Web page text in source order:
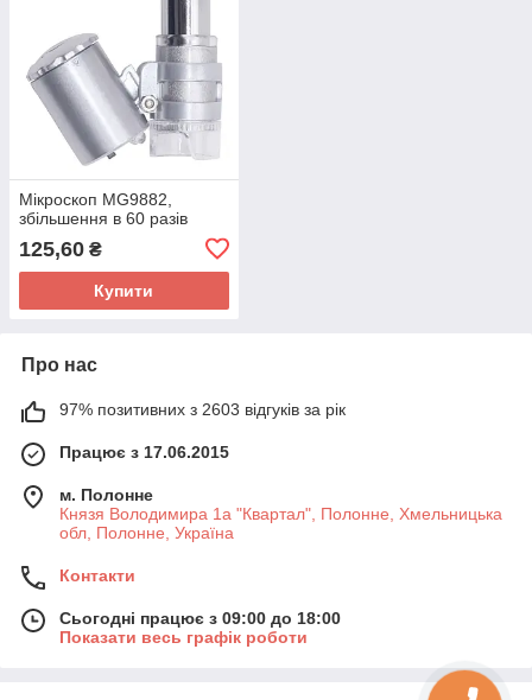
Мікроскоп MG9882,
збільшення в 60 разів
125,60 ₴
Купити
Про нас
97% позитивних з 2603 відгуків за рік
Працює з 17.06.2015
м. Полонне
Князя Володимира 1а "Квартал", Полонне, Хмельницька
обл, Полонне, Україна
Контакти
Сьогодні працює з 09:00 до 18:00
Показати весь графік роботи